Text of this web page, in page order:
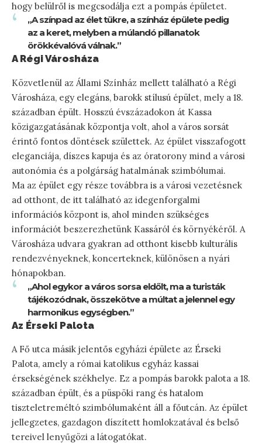
hogy belülről is megcsodálja ezt a pompás épületet.
„A színpad az élet tükre, a színház épülete pedig
az a keret, melyben a múlandó pillanatok
örökkévalóvá válnak.”
A Régi Városháza
Közvetlenül az Állami Színház mellett található a Régi
Városháza, egy elegáns, barokk stílusú épület, mely a 18.
században épült. Hosszú évszázadokon át Kassa
közigazgatásának központja volt, ahol a város sorsát
érintő fontos döntések születtek. Az épület visszafogott
eleganciája, díszes kapuja és az óratorony mind a városi
autonómia és a polgárság hatalmának szimbólumai.
Ma az épület egy része továbbra is a városi vezetésnek
ad otthont, de itt található az idegenforgalmi
információs központ is, ahol minden szükséges
információt beszerezhetünk Kassáról és környékéről. A
Városháza udvara gyakran ad otthont kisebb kulturális
rendezvényeknek, koncerteknek, különösen a nyári
hónapokban.
„Ahol egykor a város sorsa eldőlt, ma a turisták
tájékozódnak, összekötve a múltat a jelennel egy
harmonikus egységben.”
Az Érseki Palota
A Fő utca másik jelentős egyházi épülete az Érseki
Palota, amely a római katolikus egyház kassai
érsekségének székhelye. Ez a pompás barokk palota a 18.
században épült, és a püspöki rang és hatalom
tiszteletreméltó szimbólumaként áll a főutcán. Az épület
jellegzetes, gazdagon díszített homlokzatával és belső
tereivel lenyűgözi a látogatókat.